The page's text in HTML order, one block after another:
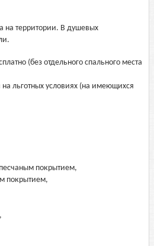
на территории. В душевых
(без отдельного спального места
льготных условиях (на имеющихся
покрытием,
покрытием,